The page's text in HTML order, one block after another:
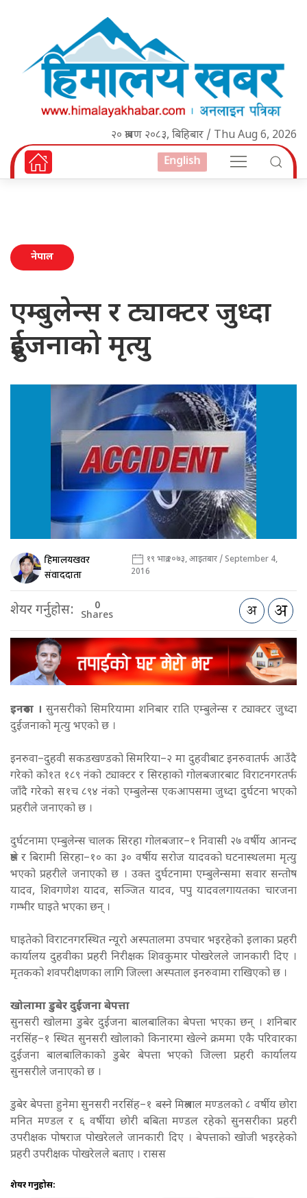
२० श्रावण २०८३, बिहिबार / Thu Aug 6, 2026
English
नेपाल
एम्बुलेन्स र ट्याक्टर जुध्दा
दुईजनाको मृत्यु
हिमालयखवर
संवाददाता
१९ भाद्र २०७३, आइतबार / September 4,
2016
शेयर गर्नुहोस: 0
Shares
इनरुवा । सुनसरीको सिमरियामा शनिबार राति एम्बुलेन्स र ट्याक्टर जुध्दा
दुईजनाको मृत्यु भएको छ ।
इनरुवा–दुहवी सकडखण्डको सिमरिया–२ मा दुहवीबाट इनरुवातर्फ आउँदै
गरेको को१त १८९ नंको ट्याक्टर र सिरहाको गोलबजारबाट विराटनगरतर्फ
जाँदै गरेको स१च ८९४ नंको एम्बुलेन्स एकआपसमा जुध्दा दुर्घटना भएको
प्रहरीले जनाएको छ ।
दुर्घटनामा एम्बुलेन्स चालक सिरहा गोलबजार–१ निवासी २७ वर्षीय आनन्द
श्रेष्ठ र बिरामी सिरहा–१० का ३० वर्षीय सरोज यादवको घटनास्थलमा मृत्यु
भएको प्रहरीले जनाएको छ । उक्त दुर्घटनामा एम्बुलेन्समा सवार सन्तोष
यादव, शिवगणेश यादव, सञ्जित यादव, पपु यादवलगायतका चारजना
गम्भीर घाइते भएका छन् ।
घाइतेको विराटनगरस्थित न्यूरो अस्पतालमा उपचार भइरहेको इलाका प्रहरी
कार्यालय दुहवीका प्रहरी निरीक्षक शिवकुमार पोखरेलले जानकारी दिए ।
मृतकको शवपरीक्षणका लागि जिल्ला अस्पताल इनरुवामा राखिएको छ ।
खोलामा डुबेर दुईजना बेपत्ता
सुनसरी खोलमा डुबेर दुईजना बालबालिका बेपत्ता भएका छन् । शनिबार
नरसिंह–१ स्थित सुनसरी खोलाको किनारमा खेल्ने क्रममा एकै परिवारका
दुईजना बालबालिकाको डुबेर बेपत्ता भएको जिल्ला प्रहरी कार्यालय
सुनसरीले जनाएको छ ।
डुबेर बेपत्ता हुनेमा सुनसरी नरसिंह–१ बस्ने मिश्रलाल मण्डलको ८ वर्षीय छोरा
मनित मण्डल र ६ वर्षीया छोरी बबिता मण्डल रहेको सुनसरीका प्रहरी
उपरीक्षक पोषराज पोखरेलले जानकारी दिए । बेपत्ताको खोजी भइरहेको
प्रहरी उपरीक्षक पोखरेलले बताए । रासस
शेयर गर्नुहोस: